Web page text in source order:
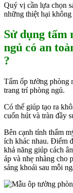
Quý vị cần lựa chọn
những thiệt hại không
Sử dụng tấm
ngủ có an
?
Tấm ốp tường phòng
trang trí phòng ngủ.
Có thể giúp tạo ra
cuốn hút và tràn đầy
Bên cạnh tính thẩm
ích khác nhau. Điểm
khả năng giúp cách
áp và nhẹ nhàng cho
sảng khoái sau mỗi